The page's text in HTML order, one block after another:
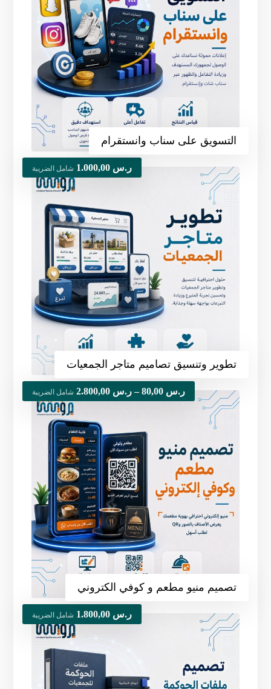
التسويق على سناب وانستقرام
تطوير وتنسيق تصاميم متاجر الجمعيات
ر.س شامل الضريبة
تصميم منيو مطعم و كوفي الكتروني
ر.س –ر.س شامل الضريبة
ر.س شامل الضريبة